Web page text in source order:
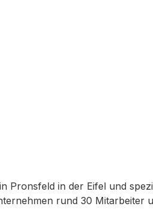
Pronsfeld in der Eifel und
rund 30 Mitarbeiter